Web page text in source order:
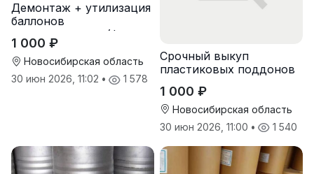
Демонтаж + утилизация
баллонов
пожаротушения (фреон,
хладон) с истекшим
сроком
1 000 ₽
Новосибирская область
30 июн 2026, 11:02 • 1 578
Срочный выкуп
пластиковых поддонов
Новосибирске
1 000 ₽
Новосибирская область
30 июн 2026, 11:00 • 1 540